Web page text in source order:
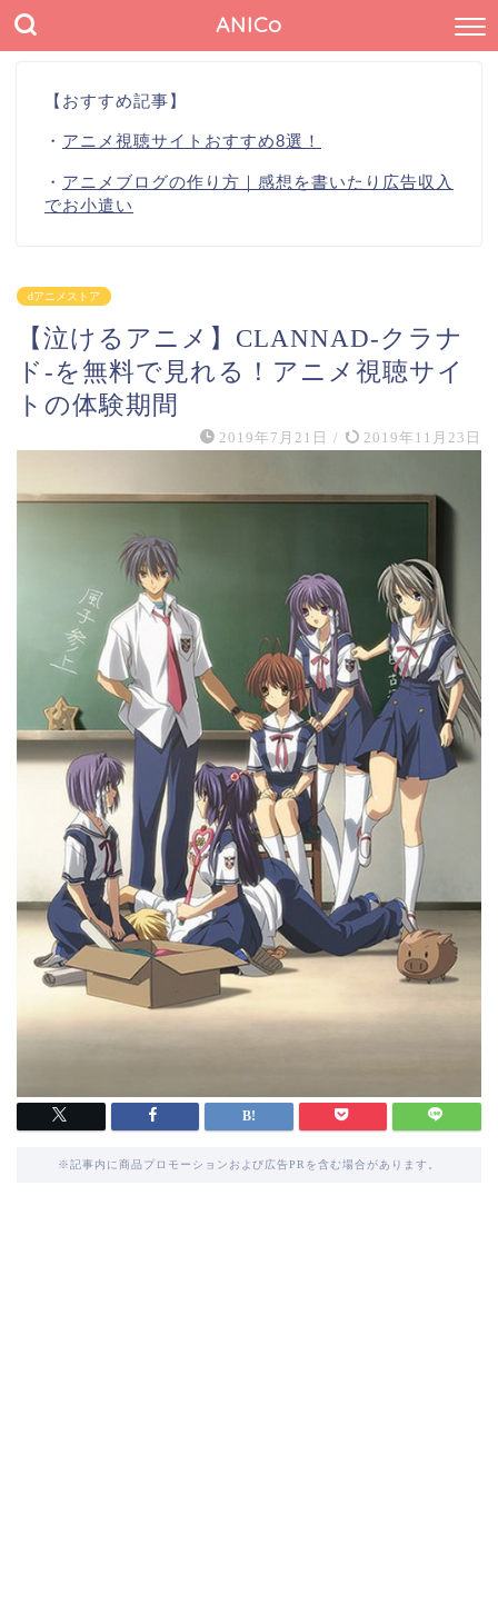
ANICo
【おすすめ記事】
・ アニメ視聴サイトおすすめ8選！
・ アニメブログの作り方｜感想を書いたり広告収入
でお小遣い
dアニメストア
【泣けるアニメ】CLANNAD-クラナ
ド-を無料で見れる！アニメ視聴サイ
トの体験期間
2019年7月21日 / 2019年11月23日
※記事内に商品プロモーションおよび広告PRを含む場合があります。